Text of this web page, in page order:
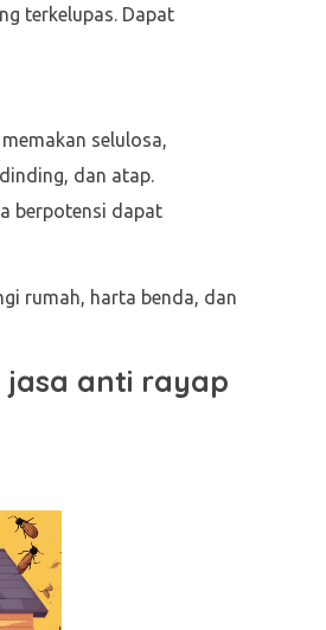
terkelupas. Dapat
selulosa,
dan atap.
berpotensi dapat
rumah, harta benda, dan
anti rayap